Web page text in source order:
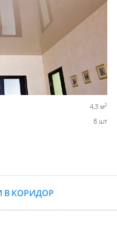
4,3 м2
8 шт
В КОРИДОР